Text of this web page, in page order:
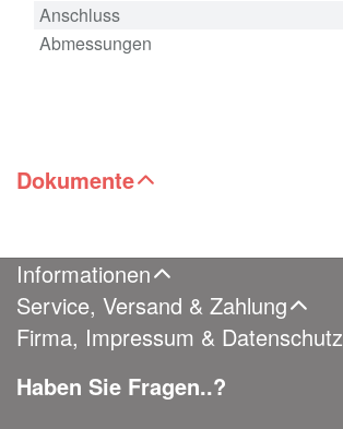
Anschluss
Abmessungen
Dokumente
Informationen
Service, Versand & Zahlung
Firma, Impressum & Datenschutz
Haben Sie Fragen..?